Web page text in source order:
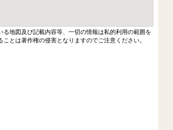
る地図及び記載内容等、一切の情報は私的利用の範囲を
とは著作権の侵害となりますのでご注意ください。